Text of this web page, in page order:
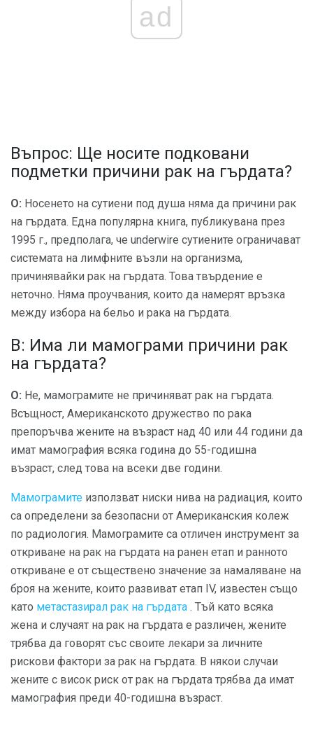
ad
Въпрос: Ще носите подковани
подметки причини рак на гърдата?
О: Носенето на сутиени под душа няма да причини рак
на гърдата. Една популярна книга, публикувана през
1995 г., предполага, че underwire сутиените ограничават
системата на лимфните възли на организма,
причинявайки рак на гърдата. Това твърдение е
неточно. Няма проучвания, които да намерят връзка
между избора на бельо и рака на гърдата.
В: Има ли мамограми причини рак
на гърдата?
О: Не, мамограмите не причиняват рак на гърдата.
Всъщност, Американското дружество по рака
препоръчва жените на възраст над 40 или 44 години да
имат мамография всяка година до 55-годишна
възраст, след това на всеки две години.
Мамограмите използват ниски нива на радиация, които
са определени за безопасни от Американския колеж
по радиология. Мамограмите са отличен инструмент за
откриване на рак на гърдата на ранен етап и ранното
откриване е от съществено значение за намаляване на
броя на жените, които развиват етап IV, известен също
като метастазирал рак на гърдата . Тъй като всяка
жена и случаят на рак на гърдата е различен, жените
трябва да говорят със своите лекари за личните
рискови фактори за рак на гърдата. В някои случаи
жените с висок риск от рак на гърдата трябва да имат
мамография преди 40-годишна възраст.